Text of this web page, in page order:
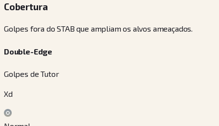
Cobertura
Golpes fora do STAB que ampliam os alvos ameaçados.
Double-Edge
Golpes de Tutor
Xd